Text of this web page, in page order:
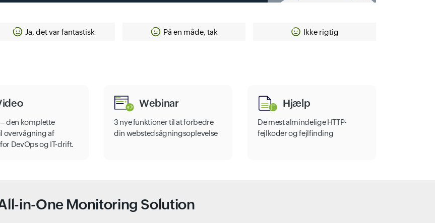
Ja, det var fantastisk På en måde, tak Ikke rigtig
den komplette
overvågning af
DevOps og IT-drift.
Webinar
3 nye funktioner til at forbedre
din webstedsågningsoplevelse
Hjælp
De mest almindelige HTTP-
fejlkoder og fejlfinding
in-One Monitoring Solution